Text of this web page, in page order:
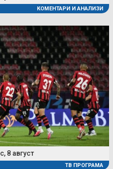
КОМЕНТАРИ И АНАЛИЗИ
8 август
ТВ ПРОГРАМА